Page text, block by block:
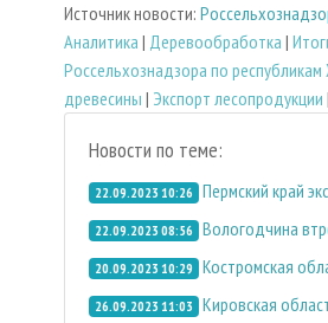
Источник новости:
Аналитика | Деревообработка |
Россельхознадзора по
древесины | Экспорт лесопродукции |
Новости по теме:
22.09.2023 10:26 Пермский край
22.09.2023 08:56 Вологодчина
20.09.2023 10:29 Костромская
26.09.2023 11:03 Кировская